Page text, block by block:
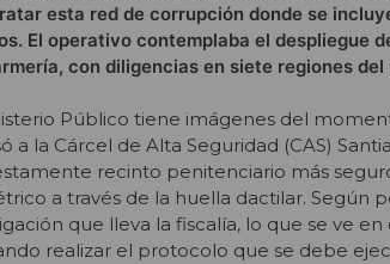
esta red de corrupción donde se
El operativo contemplaba el despliegue
con diligencias en siete regiones
Público tiene imágenes del
a la Cárcel de Alta Seguridad (CAS)
recinto penitenciario más
a través de la huella dactilar. Según
que lleva la fiscalía, lo que se ve
realizar el protocolo que se debe